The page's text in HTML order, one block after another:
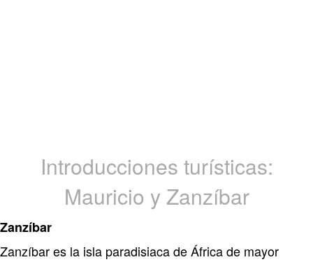
Introducciones turísticas:
Mauricio y Zanzíbar
Zanzíbar
Zanzíbar es la isla paradisiaca de África de mayor